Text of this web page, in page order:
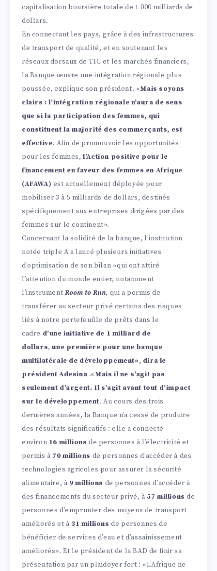
capitalisation boursière totale de 1 000 milliards de
dollars.
En connectant les pays, grâce à des infrastructures
de transport de qualité, et en soutenant les
réseaux dorsaux de TIC et les marchés financiers,
la Banque œuvre une intégration régionale plus
poussée, explique son président. «Mais soyons
clairs : l’intégration régionale n’aura de sens
que si la participation des femmes, qui
constituent la majorité des commerçants, est
effective. Afin de promouvoir les opportunités
pour les femmes,l’Action positive pour le
financement en faveur des femmes en Afrique
(AFAWA) est actuellement déployée pour
mobiliser 3 à 5 milliards de dollars, destinés
spécifiquement aux entreprises dirigées par des
femmes sur le continent».
Concernant la solidité de la banque, l’institution
notée triple A a lancé plusieurs initiatives
d’optimisation de son bilan «qui ont attiré
l’attention du monde entier, notamment
l’instrument Room to Run, qui a permis de
transférer au secteur privé certains des risques
liés à notre portefeuille de prêts dans le
cadre d’une initiative de 1 milliard de
dollars,une première pour une banque
multilatérale de développement», dira le
président Adesina .«Mais il ne s’agit pas
seulement d’argent. Il s’agit avant tout d’impact
sur le développement. Au cours des trois
dernières années, la Banque n’a cessé de produire
des résultats significatifs : elle a connecté
environ 16 millions de personnes à l’électricité et
permis à 70 millions de personnes d’accéder à des
technologies agricoles pour assurer la sécurité
alimentaire, à 9 millions de personnes d’accéder à
des financements du secteur privé, à 57 millions de
personnes d’emprunter des moyens de transport
améliorés et à 31 millions de personnes de
bénéficier de services d’eau et d’assainissement
améliorés». Et le président de la BAD de finir sa
présentation par un plaidoyer fort : «L’Afrique ne